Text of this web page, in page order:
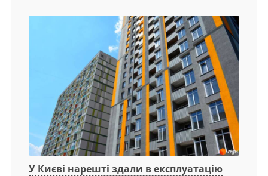
У Києві нарешті здали в експлуатацію